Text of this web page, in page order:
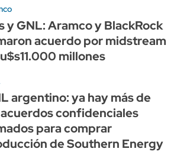
y GNL: Aramco y BlackRock
acuerdo por midstream
millones
argentino: ya hay más de
confidenciales
para comprar
de Southern Energy